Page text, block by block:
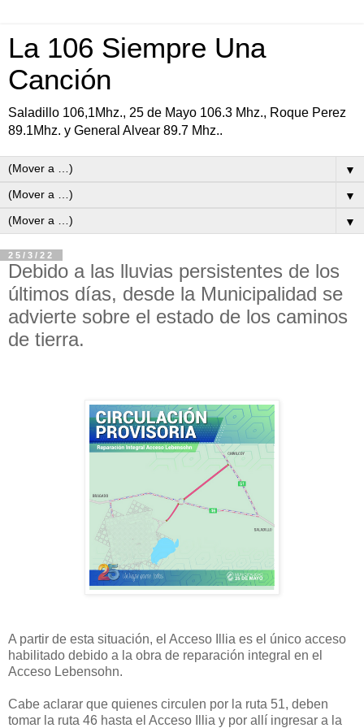
La 106 Siempre Una
Canción
Saladillo 106,1Mhz., 25 de Mayo 106.3 Mhz., Roque Perez
89.1Mhz. y General Alvear 89.7 Mhz..
▼
▼
▼
25/3/22
Debido a las lluvias persistentes de los
últimos días, desde la Municipalidad se
advierte sobre el estado de los caminos
de tierra.
A partir de esta situación, el Acceso Illia es el único acceso
habilitado debido a la obra de reparación integral en el
Acceso Lebensohn.
Cabe aclarar que quienes circulen por la ruta 51, deben
tomar la ruta 46 hasta el Acceso Illia y por allí ingresar a la